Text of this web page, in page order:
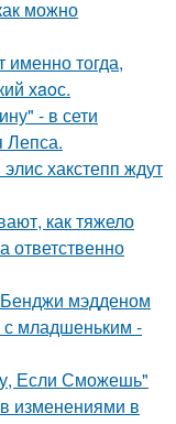
можно
именно тогда,
хaoс.
- в сети
Лепса.
хакстепп ждут
как тяжело
ответственно
мэдденом
с младшеньким -
Если Сможешь"
изменениями в